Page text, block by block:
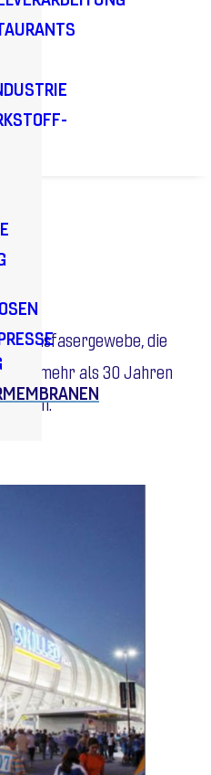
Glasfasergewebe, die
von mehr als 30 Jahren